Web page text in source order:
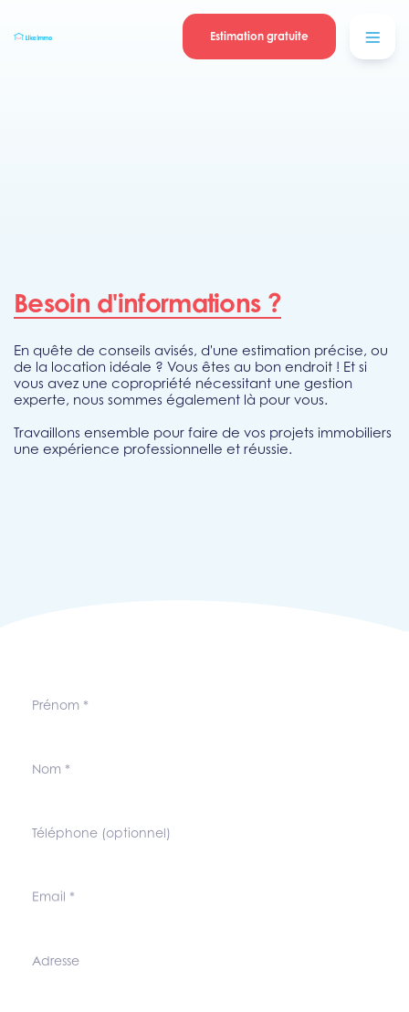
Estimation gratuite
Besoin d'informations ?
En quête de conseils avisés, d'une estimation précise, ou
de la location idéale ? Vous êtes au bon endroit ! Et si
vous avez une copropriété nécessitant une gestion
experte, nous sommes également là pour vous.
Travaillons ensemble pour faire de vos projets immobiliers
une expérience professionnelle et réussie.
Prénom *
Nom *
Téléphone (optionnel)
Email *
Adresse